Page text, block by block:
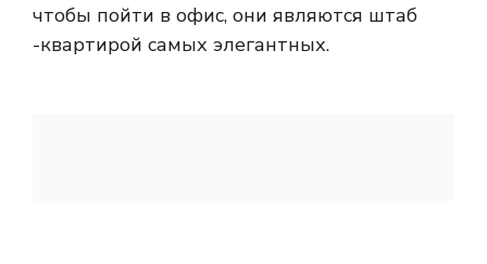
чтобы пойти в офис, они являются штаб
-квартирой самых элегантных.